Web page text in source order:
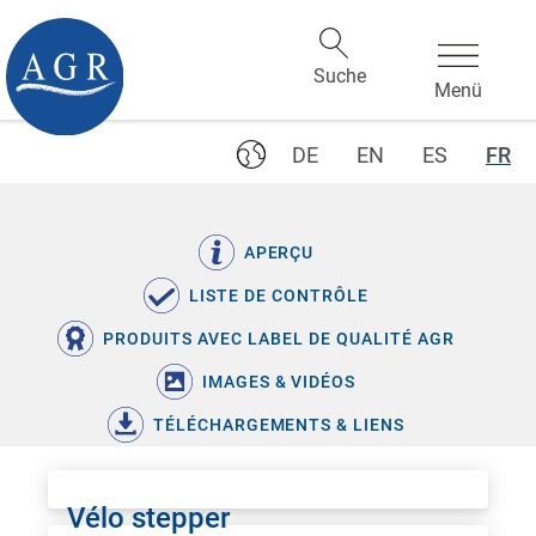
DE EN ES FR
APERÇU
LISTE DE CONTRÔLE
PRODUITS AVEC LABEL DE QUALITÉ AGR
IMAGES & VIDÉOS
TÉLÉCHARGEMENTS & LIENS
Vélo stepper